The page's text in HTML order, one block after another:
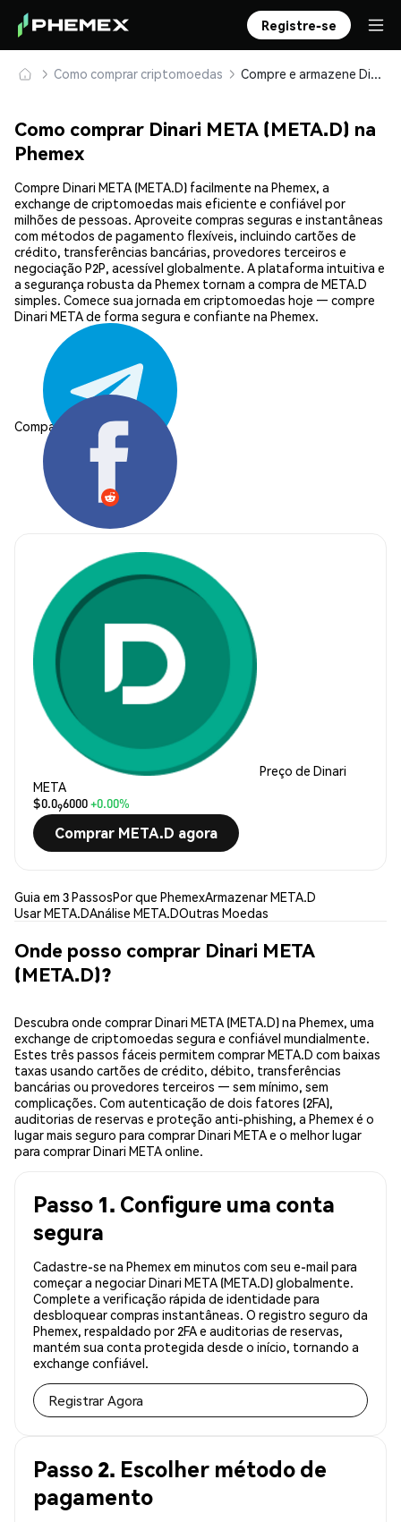
Registre-se
Como comprar criptomoedas Compre e armazene Dinari META (META.D) com segurança
Como comprar Dinari META (META.D) na
Phemex
Compre Dinari META (META.D) facilmente na Phemex, a
exchange de criptomoedas mais eficiente e confiável por
milhões de pessoas. Aproveite compras seguras e instantâneas
com métodos de pagamento flexíveis, incluindo cartões de
crédito, transferências bancárias, provedores terceiros e
negociação P2P, acessível globalmente. A plataforma intuitiva e
a segurança robusta da Phemex tornam a compra de META.D
simples. Comece sua jornada em criptomoedas hoje — compre
Dinari META de forma segura e confiante na Phemex.
Compartilhar:
Preço de Dinari
META
$0.096000+0.00%
Comprar META.D agora
Guia em 3 PassosPor que PhemexArmazenar META.D
Usar META.DAnálise META.DOutras Moedas
Onde posso comprar Dinari META
(META.D)?
Descubra onde comprar Dinari META (META.D) na Phemex, uma
exchange de criptomoedas segura e confiável mundialmente.
Estes três passos fáceis permitem comprar META.D com baixas
taxas usando cartões de crédito, débito, transferências
bancárias ou provedores terceiros — sem mínimo, sem
complicações. Com autenticação de dois fatores (2FA),
auditorias de reservas e proteção anti-phishing, a Phemex é o
lugar mais seguro para comprar Dinari META e o melhor lugar
para comprar Dinari META online.
Passo 1. Configure uma conta
segura
Cadastre-se na Phemex em minutos com seu e-mail para
começar a negociar Dinari META (META.D) globalmente.
Complete a verificação rápida de identidade para
desbloquear compras instantâneas. O registro seguro da
Phemex, respaldado por 2FA e auditorias de reservas,
mantém sua conta protegida desde o início, tornando a
exchange confiável.
Registrar Agora
Passo 2. Escolher método de
pagamento